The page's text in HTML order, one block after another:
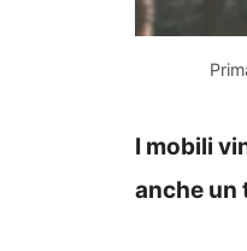
I mobili
anche un